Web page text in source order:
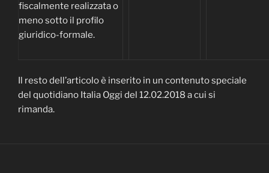
fiscalmente realizzata o
meno sotto il profilo
giuridico-formale.
Il resto dell’articolo è inserito in un contenuto speciale
del quotidiano Italia Oggi del 12.02.2018 a cui si
rimanda.